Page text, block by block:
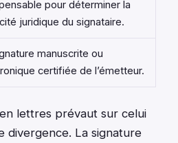
pour déterminer la
juridique du signataire.
manuscrite ou
certifiée de l’émetteur.
lettres prévaut sur celui
divergence. La signature